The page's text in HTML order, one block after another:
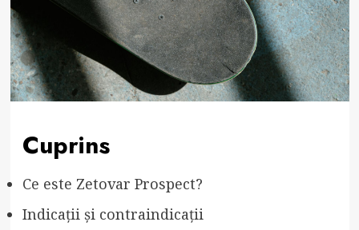
Cuprins
Ce este Zetovar Prospect?
Indicații și contraindicații